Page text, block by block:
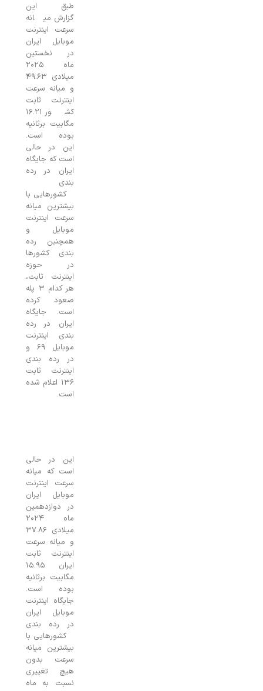
طبق این
گزارش میانه
سرعت اینترنت
موبایل ایران
در نخستین
ماه ۲۰۲۵
میلادی ۴۹.۶۳
و میانه سرعت
اینترنت ثابت
کشور ۱۶.۲۱
مگابیت برثانیه
بوده است.
این در حالی
است که جایگاه
ایران در رده
کشورهایی با
بیشترین میانه
سرعت اینترنت
موبایل و
همچنین رده
بندی کشورها
در حوزه
اینترنت ثابت،
هر کدام ۳ پله
صعود کرده
است. جایگاه
ایران در رده
بندی اینترنت
موبایل ۶۹ و
در رده بندی
اینترنت ثابت
۱۳۶ اعلام شده
این در حالی
است که میانه
سرعت اینترنت
موبایل ایران
در دوازدهمین
ماه ۲۰۲۴
میلادی ۳۷.۸۶
و میانه سرعت
اینترنت ثابت
ایران ۱۵.۹۵
مگابیت برثانیه
بوده است.
جایگاه اینترنت
موبایل ایران
در رده بندی
کشورهایی با
بیشترین میانه
سرعت بدون
هیچ تغییری
نسبت به ماه